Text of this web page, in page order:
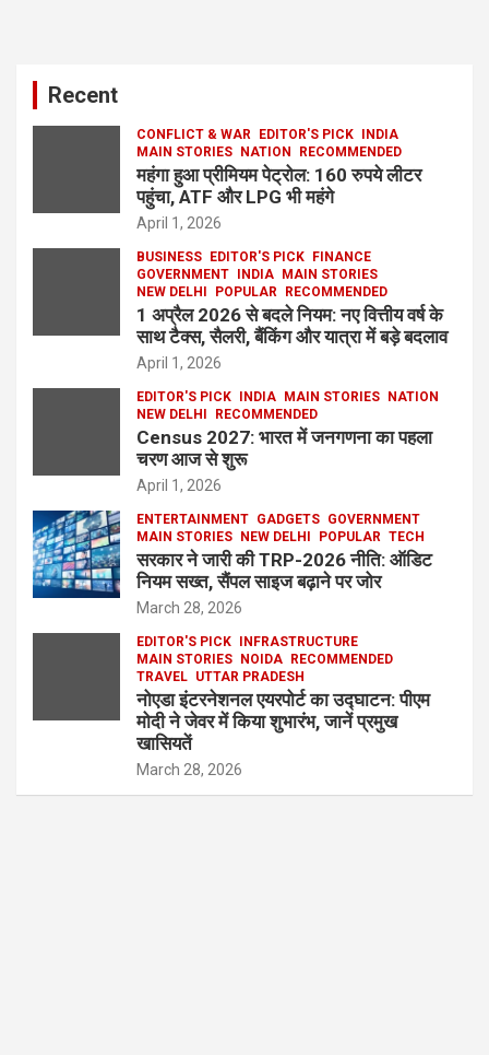
Recent
CONFLICT & WAR EDITOR'S PICK
INDIA
MAIN STORIES
NATION RECOMMENDED
महंगा हुआ प्रीमियम पेट्रोल: 160 रुपये लीटर
पहुंचा, ATF और LPG भी महंगे
April 1, 2026
BUSINESS EDITOR'S PICK
FINANCE
GOVERNMENT
INDIA
MAIN STORIES
NEW DELHI
POPULAR RECOMMENDED
1 अप्रैल 2026 से बदले नियम: नए वित्तीय वर्ष के
साथ टैक्स, सैलरी, बैंकिंग और यात्रा में बड़े बदलाव
April 1, 2026
EDITOR'S PICK INDIA MAIN STORIES
NATION
NEW DELHI
RECOMMENDED
Census 2027: भारत में जनगणना का पहला
चरण आज से शुरू
April 1, 2026
ENTERTAINMENT GADGETS GOVERNMENT
MAIN STORIES
NEW DELHI POPULAR TECH
सरकार ने जारी की TRP-2026 नीति: ऑडिट
नियम सख्त, सैंपल साइज बढ़ाने पर जोर
March 28, 2026
EDITOR'S PICK
INFRASTRUCTURE
MAIN STORIES
NOIDA
RECOMMENDED
TRAVEL UTTAR PRADESH
नोएडा इंटरनेशनल एयरपोर्ट का उद्घाटन: पीएम
मोदी ने जेवर में किया शुभारंभ, जानें प्रमुख
खासियतें
March 28, 2026